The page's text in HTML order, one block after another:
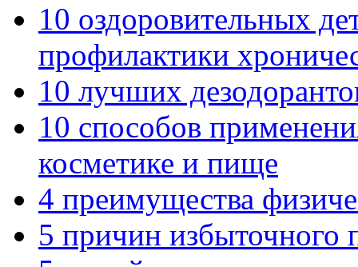
10 оздоровительных
профилактики
10 лучших
10 способов
косметике и пище
4 преимущества
5 причин избыточного